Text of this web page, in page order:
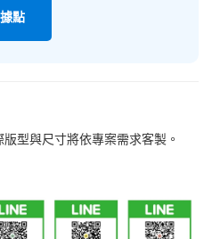
點
型與尺寸將依專案需求客製。